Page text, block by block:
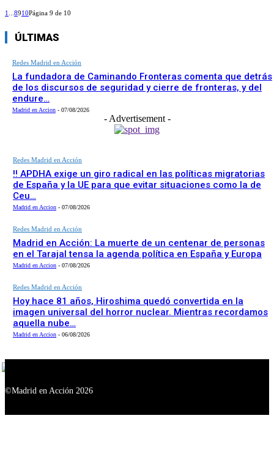
1 8910Página 9 de 10
ÚLTIMAS
Redes Madrid en Acción
La fundadora de Caminando Fronteras comenta que detrás
de los discursos de seguridad y cierre de fronteras, y del
endure…
Madrid en Accion - 07/08/2026
- Advertisement -
Redes Madrid en Acción
‼️ APDHA exige un giro radical en las políticas migratorias
de España y la UE para que evitar situaciones como la de
Ceu…
Madrid en Accion - 07/08/2026
Redes Madrid en Acción
Madrid en Acción: La muerte de un centenar de personas
en el Tarajal tensa la agenda política en España y Europa
Madrid en Accion - 07/08/2026
Redes Madrid en Acción
Hoy hace 81 años, Hiroshima quedó convertida en la
imagen universal del horror nuclear. Mientras recordamos
aquella nube…
Madrid en Accion - 06/08/2026
©Madrid en Acción 2026